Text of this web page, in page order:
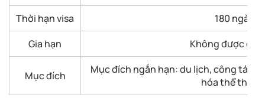
Thời hạn visa
180 ngày
Gia hạn
Không được gia
Mục đích
Mục đích ngắn hạn: du lịch, công tác,
hóa thể